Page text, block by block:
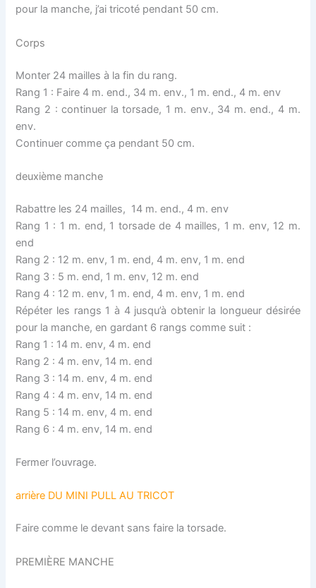
pour la manche, j’ai tricoté pendant 50 cm.
Corps
Monter 24 mailles à la fin du rang.
Rang 1 : Faire 4 m. end., 34 m. env., 1 m. end., 4 m. env
Rang 2 : continuer la torsade, 1 m. env., 34 m. end., 4 m.
env.
Continuer comme ça pendant 50 cm.
deuxième manche
Rabattre les 24 mailles, 14 m. end., 4 m. env
Rang 1 : 1 m. end, 1 torsade de 4 mailles, 1 m. env, 12 m.
end
Rang 2 : 12 m. env, 1 m. end, 4 m. env, 1 m. end
Rang 3 : 5 m. end, 1 m. env, 12 m. end
Rang 4 : 12 m. env, 1 m. end, 4 m. env, 1 m. end
Répéter les rangs 1 à 4 jusqu’à obtenir la longueur désirée
pour la manche, en gardant 6 rangs comme suit :
Rang 1 : 14 m. env, 4 m. end
Rang 2 : 4 m. env, 14 m. end
Rang 3 : 14 m. env, 4 m. end
Rang 4 : 4 m. env, 14 m. end
Rang 5 : 14 m. env, 4 m. end
Rang 6 : 4 m. env, 14 m. end
Fermer l’ouvrage.
arrière DU MINI PULL AU TRICOT
Faire comme le devant sans faire la torsade.
PREMIÈRE MANCHE